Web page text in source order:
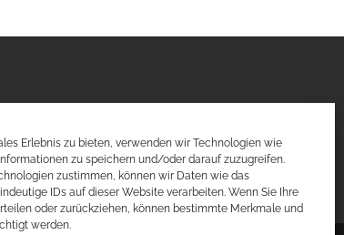
Erlebnis zu bieten, verwenden wir Technologien wie
zu speichern und/oder darauf zuzugreifen.
zustimmen, können wir Daten wie das
IDs auf dieser Website verarbeiten. Wenn Sie Ihre
oder zurückziehen, können bestimmte Merkmale und
werden.